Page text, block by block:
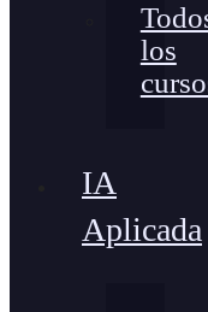
los
IA
Aplicada